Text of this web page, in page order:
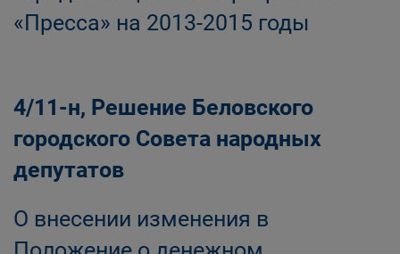
«Пресса» на 2013-2015 годы
4/11-н, Решение Беловского
городского Совета народных
депутатов
О внесении изменения в